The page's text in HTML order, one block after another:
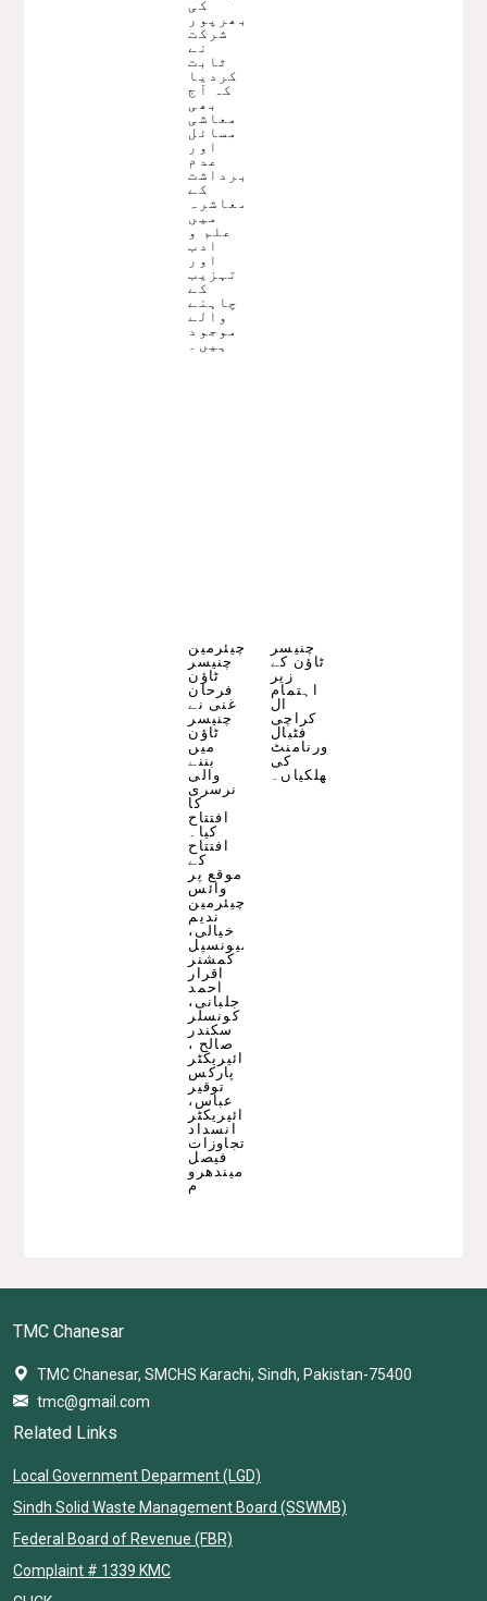
کی
بھرپور
شرکت
نے
ثابت
کردیا
کہ آج
بھی
معاشی
مسائل
اور
عدم
برداشت
کے
معاشرہ
میں
علم و
ادب
اور
تہزیب
کے
چاہنے
والے
موجود
ہیں۔
چیئرمین
چنیسر
ٹاؤن
فرحان
غنی نے
چنیسر
ٹاؤن
میں
بننے
والی
نرسری
کا
افتتاح
کیا۔
افتتاح
کے
موقع پر
وائس
چیئرمین
ندیم
خیالی،
میونسپل
کمشنر
اقرار
احمد
جلبانی،
کونسلر
سکندر
صالح ،
ڈائیریکٹر
پارکس
توقیر
عباس،
ڈائیریکٹر
انسداد
تجاوزات
فیصل
میندھرو
م
چنیسر
ٹاؤن کے
زیر
اہتمام
ال
کراچی
فٹبال
ٹورنامنٹ
کی
جھلکیاں۔
TMC Chanesar
TMC Chanesar, SMCHS Karachi, Sindh, Pakistan-75400
tmc@gmail.com
Related Links
Local Government Deparment (LGD)
Sindh Solid Waste Management Board (SSWMB)
Federal Board of Revenue (FBR)
Complaint # 1339 KMC